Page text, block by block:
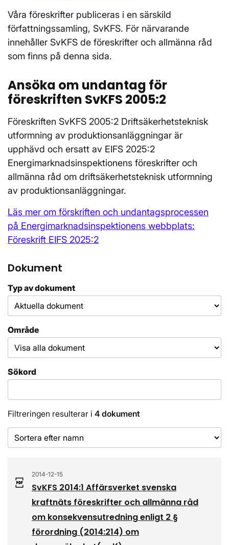
Våra föreskrifter publiceras i en särskild
författningssamling, SvKFS. För närvarande
innehåller SvKFS de föreskrifter och allmänna råd
som finns på denna sida.
Ansöka om undantag för
föreskriften SvKFS 2005:2
Föreskriften SvKFS 2005:2 Driftsäkerhetsteknisk
utformning av produktionsanläggningar är
upphävd och ersatt av EIFS 2025:2
Energimarknadsinspektionens föreskrifter och
allmänna råd om driftsäkerhetsteknisk utformning
av produktionsanläggningar.
Läs mer om förskriften och undantagsprocessen
på Energimarknadsinspektionens webbplats:
Föreskrift EIFS 2025:2
Dokument
Typ av dokument
Område
Sökord
Filtreringen resulterar i 4 dokument
Sorteringsordning
2014-12-15
SvKFS 2014:1 Affärsverket svenska
kraftnäts föreskrifter och allmänna råd
om konsekvensutredning enligt 2 §
förordning (2014:214) om